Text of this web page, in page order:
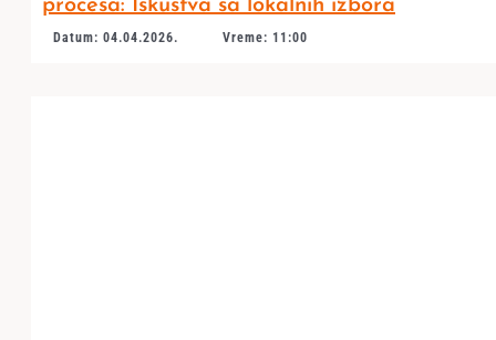
procesa: Iskustva sa lokalnih izbora
Datum: 04.04.2026. Vreme: 11:00